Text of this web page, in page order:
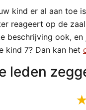
kind er al aan toe
reageert op de
beschrijving ook,
kind 7? Dan kan het
leden